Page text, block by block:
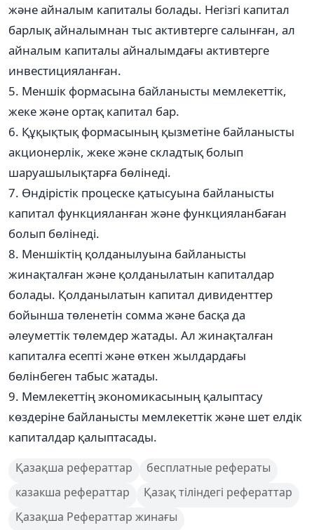
және айналым капиталы болады. Негізгі капитал
барлық айналымнан тыс активтерге салынған, ал
айналым капиталы айналымдағы активтерге
инвестицияланған.
5. Меншік формасына байланысты мемлекеттік,
жеке және ортақ капитал бар.
6. Құқықтық формасының қызметіне байланысты
акционерлік, жеке және складтық болып
шаруашылықтарға бөлінеді.
7. Өндірістік процеске қатысуына байланысты
капитал функцияланған және функцияланбаған
болып бөлінеді.
8. Меншіктің қолданылуына байланысты
жинақталған және қолданылатын капиталдар
болады. Қолданылатын капитал дивиденттер
бойынша төленетін сомма және басқа да
әлеуметтік төлемдер жатады. Ал жинақталған
капиталға есепті және өткен жылдардағы
бөлінбеген табыс жатады.
9. Мемлекеттің экономикасының қалыптасу
көздеріне байланысты мемлекеттік және шет елдік
капиталдар қалыптасады.
Қазақша рефераттар
бесплатные рефераты
казакша рефераттар
Қазақ тіліндегі рефераттар
Қазақша Рефераттар жинағы